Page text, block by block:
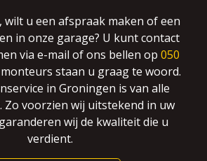
wilt u een afspraak maken of een
in onze garage? U kunt contact
via e-mail of ons bellen op 050
monteurs staan u graag te woord.
in Groningen is van alle
Zo voorzien wij uitstekend in uw
wij de kwaliteit die u
verdient.